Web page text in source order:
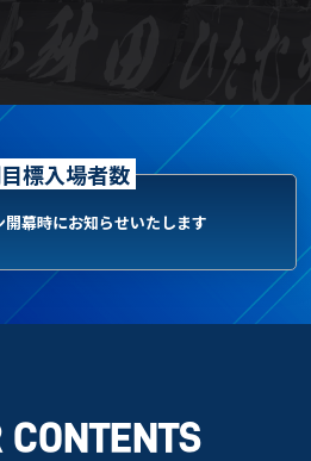
標入場者数
幕時にお知らせいたします
CONTENTS